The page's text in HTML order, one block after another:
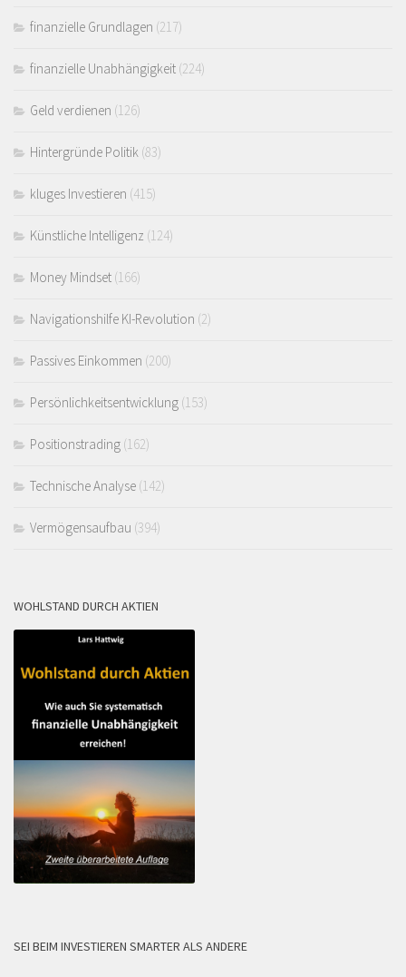
finanzielle Grundlagen (217)
finanzielle Unabhängigkeit (224)
Geld verdienen (126)
Hintergründe Politik (83)
kluges Investieren (415)
Künstliche Intelligenz (124)
Money Mindset (166)
Navigationshilfe KI-Revolution (2)
Passives Einkommen (200)
Persönlichkeitsentwicklung (153)
Positionstrading (162)
Technische Analyse (142)
Vermögensaufbau (394)
WOHLSTAND DURCH AKTIEN
SEI BEIM INVESTIEREN SMARTER ALS ANDERE